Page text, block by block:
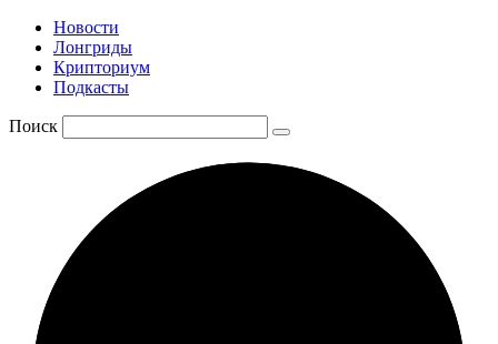
Новости
Лонгриды
Крипториум
Подкасты
Поиск